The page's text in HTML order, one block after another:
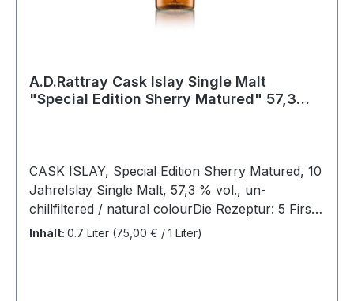
A.D.Rattray Cask Islay Single Malt
"Special Edition Sherry Matured" 57,3
CASK ISLAY, Special Edition Sherry Matured, 10
JahreIslay Single Malt, 57,3 % vol., un-
chillfiltered / natural colourDie Rezeptur: 5 First
Fill Sherry Butts aus 2015 wurden vermählt mit
Inhalt: 0.7 Liter (75,00 € / 1 Liter)